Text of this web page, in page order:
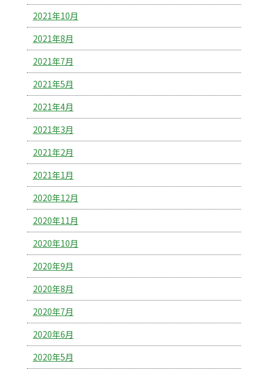
2021年10月
2021年8月
2021年7月
2021年5月
2021年4月
2021年3月
2021年2月
2021年1月
2020年12月
2020年11月
2020年10月
2020年9月
2020年8月
2020年7月
2020年6月
2020年5月